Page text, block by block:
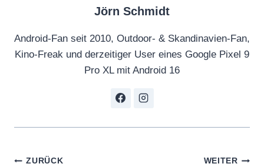
Jörn Schmidt
Android-Fan seit 2010, Outdoor- & Skandinavien-Fan,
Kino-Freak und derzeitiger User eines Google Pixel 9
Pro XL mit Android 16
Beitragsnavigation
ZURÜCK WEITER